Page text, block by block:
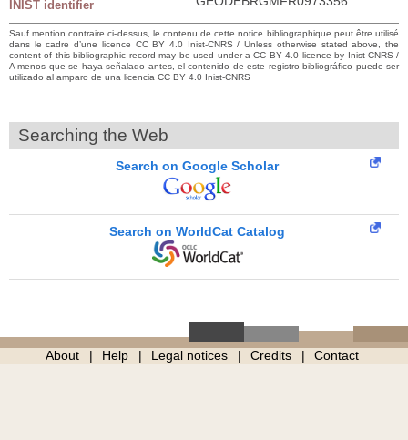
INIST identifier
Sauf mention contraire ci-dessus, le contenu de cette notice bibliographique peut être utilisé
dans le cadre d’une licence CC BY 4.0 Inist-CNRS / Unless otherwise stated above, the
content of this bibliographic record may be used under a CC BY 4.0 licence by Inist-CNRS /
A menos que se haya señalado antes, el contenido de este registro bibliográfico puede ser
utilizado al amparo de una licencia CC BY 4.0 Inist-CNRS
Searching the Web
Search on Google Scholar
Search on WorldCat Catalog
About Help Legal notices Credits Contact